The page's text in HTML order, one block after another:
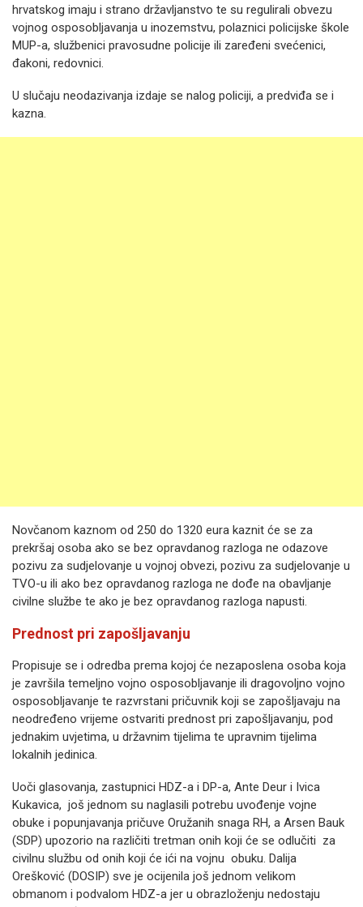
hrvatskog imaju i strano državljanstvo te su regulirali obvezu
vojnog osposobljavanja u inozemstvu, polaznici policijske škole
MUP-a, službenici pravosudne policije ili zaređeni svećenici,
đakoni, redovnici.
U slučaju neodazivanja izdaje se nalog policiji, a predviđa se i
kazna.
Novčanom kaznom od 250 do 1320 eura kaznit će se za
prekršaj osoba ako se bez opravdanog razloga ne odazove
pozivu za sudjelovanje u vojnoj obvezi, pozivu za sudjelovanje u
TVO-u ili ako bez opravdanog razloga ne dođe na obavljanje
civilne službe te ako je bez opravdanog razloga napusti.
Prednost pri zapošljavanju
Propisuje se i odredba prema kojoj će nezaposlena osoba koja
je završila temeljno vojno osposobljavanje ili dragovoljno vojno
osposobljavanje te razvrstani pričuvnik koji se zapošljavaju na
neodređeno vrijeme ostvariti prednost pri zapošljavanju, pod
jednakim uvjetima, u državnim tijelima te upravnim tijelima
lokalnih jedinica.
Uoči glasovanja, zastupnici HDZ-a i DP-a, Ante Deur i Ivica
Kukavica, još jednom su naglasili potrebu uvođenje vojne
obuke i popunjavanja pričuve Oružanih snaga RH, a Arsen Bauk
(SDP) upozorio na različiti tretman onih koji će se odlučiti za
civilnu službu od onih koji će ići na vojnu obuku. Dalija
Orešković (DOSIP) sve je ocijenila još jednom velikom
obmanom i podvalom HDZ-a jer u obrazloženju nedostaju